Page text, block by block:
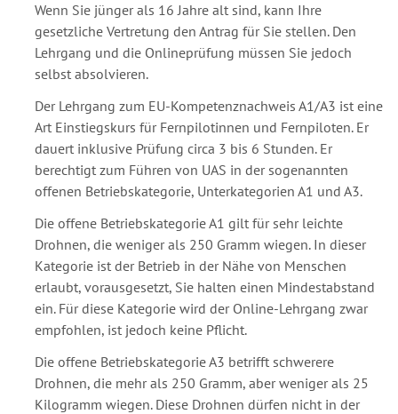
Wenn Sie jünger als 16 Jahre alt sind, kann Ihre
gesetzliche Vertretung den Antrag für Sie stellen. Den
Lehrgang und die Onlineprüfung müssen Sie jedoch
selbst absolvieren.
Der Lehrgang zum EU-Kompetenznachweis A1/A3 ist eine
Art Einstiegskurs für Fernpilotinnen und Fernpiloten. Er
dauert inklusive Prüfung circa 3 bis 6 Stunden. Er
berechtigt zum Führen von UAS in der sogenannten
offenen Betriebskategorie, Unterkategorien A1 und A3.
Die offene Betriebskategorie A1 gilt für sehr leichte
Drohnen, die weniger als 250 Gramm wiegen. In dieser
Kategorie ist der Betrieb in der Nähe von Menschen
erlaubt, vorausgesetzt, Sie halten einen Mindestabstand
ein. Für diese Kategorie wird der Online-Lehrgang zwar
empfohlen, ist jedoch keine Pflicht.
Die offene Betriebskategorie A3 betrifft schwerere
Drohnen, die mehr als 250 Gramm, aber weniger als 25
Kilogramm wiegen. Diese Drohnen dürfen nicht in der